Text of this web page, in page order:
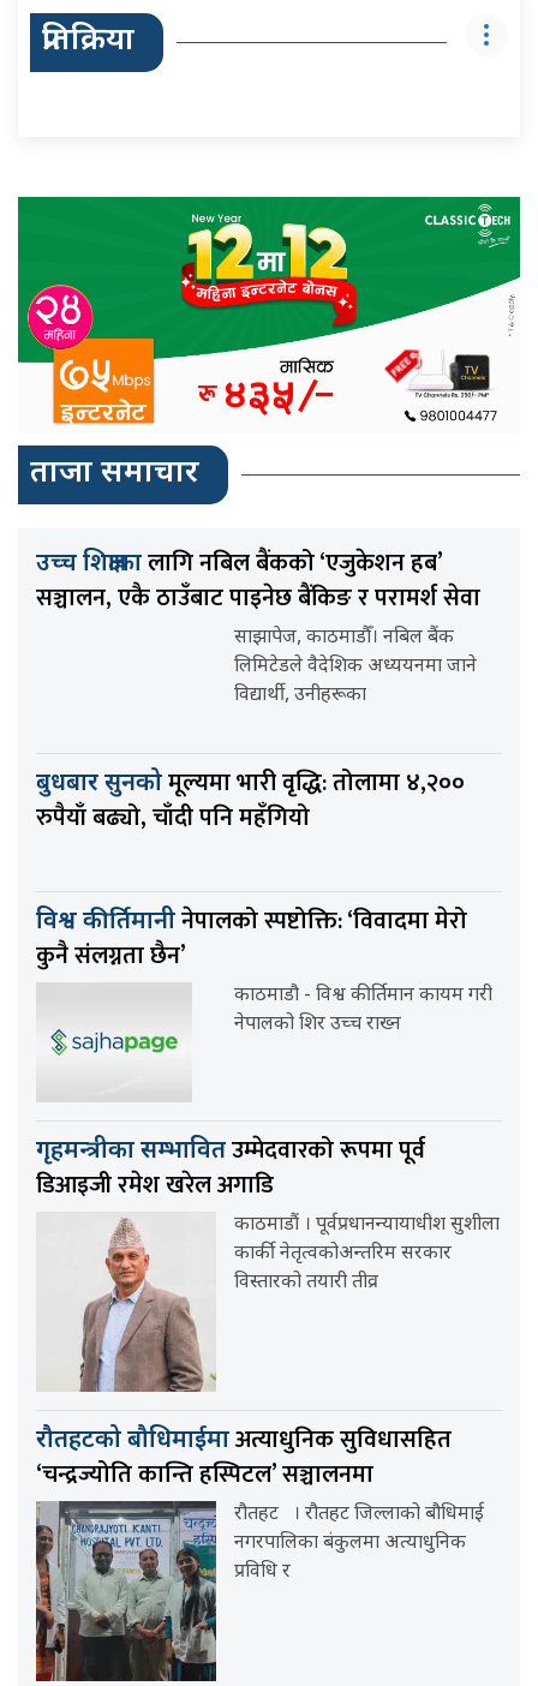
प्रतिक्रिया
ताजा समाचार
उच्च शिक्षाकालागि नबिल बैंकको ‘एजुकेशन हब’
सञ्चालन, एकै ठाउँबाट पाइनेछ बैंकिङ र परामर्श सेवा
साझापेज, काठमाडौँ। नबिल बैंक
लिमिटेडले वैदेशिक अध्ययनमा जाने
विद्यार्थी, उनीहरूका
बुधबार सुनकोमूल्यमा भारी वृद्धि: तोलामा ४,२००
रुपैयाँ बढ्यो, चाँदी पनि महँगियो
विश्व कीर्तिमानीनेपालको स्पष्टोक्ति: ‘विवादमा मेरो
कुनै संलग्नता छैन’
काठमाडौ - विश्व कीर्तिमान कायम गरी
नेपालको शिर उच्च राख्न
गृहमन्त्रीका सम्भावितउम्मेदवारको रूपमा पूर्व
डिआइजी रमेश खरेल अगाडि
काठमाडौं । पूर्वप्रधानन्यायाधीश सुशीला
कार्की नेतृत्वकोअन्तरिम सरकार
विस्तारको तयारी तीव्र
रौतहटको बौधिमाईमाअत्याधुनिक सुविधासहित
‘चन्द्रज्योति कान्ति हस्पिटल’ सञ्चालनमा
रौतहट । रौतहट जिल्लाको बौधिमाई
नगरपालिका बंकुलमा अत्याधुनिक
प्रविधि र